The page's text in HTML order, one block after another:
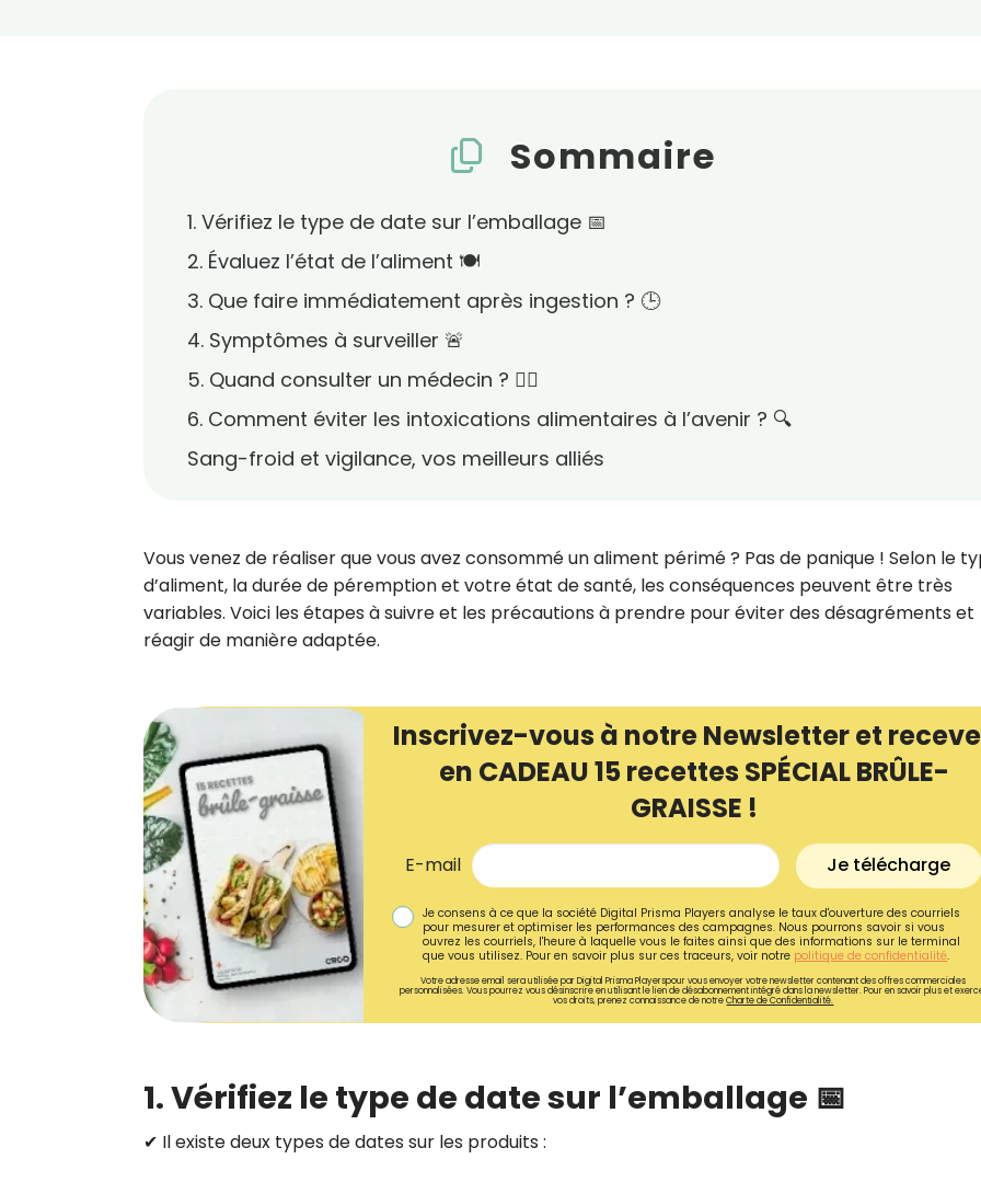
Sommaire
1. Vérifiez le type de date sur l’emballage 📅
2. Évaluez l’état de l’aliment 🍽️
3. Que faire immédiatement après ingestion ? 🕒
4. Symptômes à surveiller 🚨
5. Quand consulter un médecin ? 👨‍⚕️
6. Comment éviter les intoxications alimentaires à l’avenir ? 🔍
Sang-froid et vigilance, vos meilleurs alliés
Vous venez de réaliser que vous avez consommé un aliment périmé ? Pas de panique ! Selon le
d’aliment, la durée de péremption et votre état de santé, les conséquences peuvent être très
variables. Voici les étapes à suivre et les précautions à prendre pour éviter des désagréments et
réagir de manière adaptée.
Inscrivez-vous à notre Newsletter et
en CADEAU 15 recettes SPÉCIAL BRÛLE-
GRAISSE !
E-mail Je télécharge
Je consens à ce que la société Digital Prisma Players analyse le taux d'ouverture des courriels
pour mesurer et optimiser les performances des campagnes. Nous pourrons savoir si vous
ouvrez les courriels, l'heure à laquelle vous le faites ainsi que des informations sur le terminal
que vous utilisez. Pour en savoir plus sur ces traceurs, voir notre politique de confidentialité.
Votre adresse email sera utilisée par Digital Prisma Playerspour vous envoyer votre newsletter contenant des offres commerciales
personnalisées. Vous pourrez vous désinscrire en utilisant le lien de désabonnement intégré dans la newsletter. Pour en savoir plus et
vos droits, prenez connaissance de notreCharte de Confidentialité.
1. Vérifiez le type de date sur l’emballage 📅
✔ Il existe deux types de dates sur les produits :
recettes inédites de